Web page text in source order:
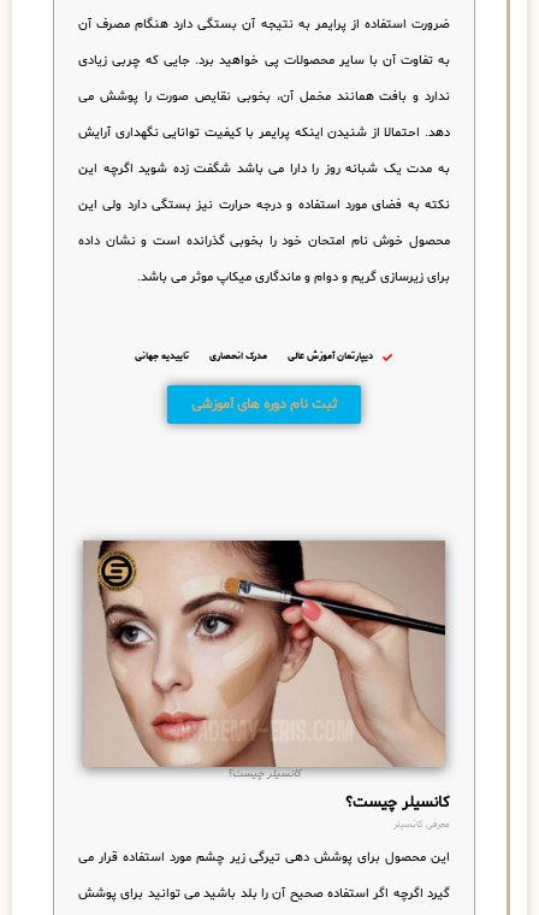
ضرورت استفاده از پرایمر به نتیجه آن بستگی دارد هنگام مصرف آن
به تفاوت آن با سایر محصولات پی خواهید برد. جایی که چربی زیادی
ندارد و بافت همانند مخمل آن، بخوبی نقایص صورت را پوشش می
دهد. احتمالا از شنیدن اینکه پرایمر با کیفیت توانایی نگهداری آرایش
به مدت یک شبانه روز را دارا می باشد شگفت زده شوید اگرچه این
نکته به فضای مورد استفاده و درجه حرارت نیز بستگی دارد ولی این
محصول خوش نام امتحان خود را بخوبی گذرانده است و نشان داده
برای زیرسازی گریم و دوام و ماندگاری میکاپ موثر می باشد.
دیپارتمان آموزش عالی مدرک انحصاری تاییدیه جهانی
ثبت نام دوره های آموزشی
کانسیلر چیست؟
کانسیلر چیست؟
معرفی کانسیلر
این محصول برای پوشش دهی تیرگی زیر چشم مورد استفاده قرار می
گیرد اگرچه اگر استفاده صحیح آن را بلد باشید می توانید برای پوشش